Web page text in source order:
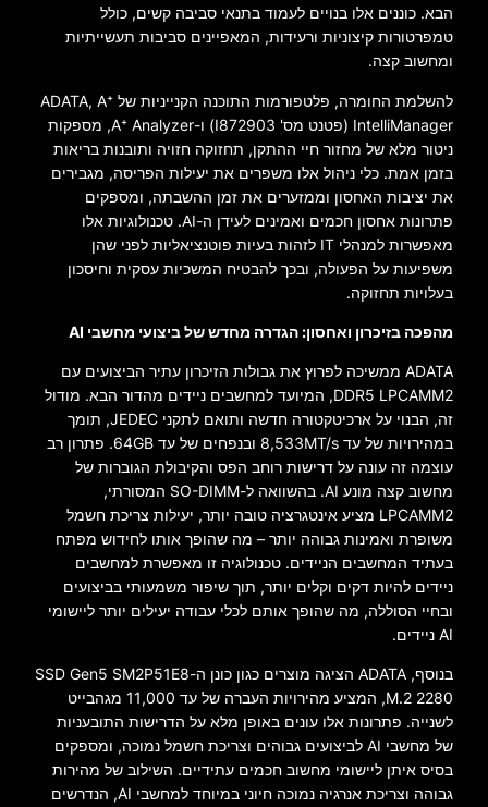
הבא. כוננים אלו בנויים לעמוד בתנאי סביבה קשים, כולל
טמפרטורות קיצוניות ורעידות, המאפיינים סביבות תעשייתיות
ומחשוב קצה.
להשלמת החומרה, פלטפורמות התוכנה הקנייניות של ADATA, A⁺
IntelliManager (פטנט מס' I872903) ו-A⁺ Analyzer, מספקות
ניטור מלא של מחזור חיי ההתקן, תחזוקה חזויה ותובנות בריאות
בזמן אמת. כלי ניהול אלו משפרים את יעילות הפריסה, מגבירים
את יציבות האחסון וממזערים את זמן ההשבתה, ומספקים
פתרונות אחסון חכמים ואמינים לעידן ה-AI. טכנולוגיות אלו
מאפשרות למנהלי IT לזהות בעיות פוטנציאליות לפני שהן
משפיעות על הפעולה, ובכך להבטיח המשכיות עסקית וחיסכון
בעלויות תחזוקה.
מהפכה בזיכרון ואחסון: הגדרה מחדש של ביצועי מחשבי AI
ADATA ממשיכה לפרוץ את גבולות הזיכרון עתיר הביצועים עם
DDR5 LPCAMM2, המיועד למחשבים ניידים מהדור הבא. מודול
זה, הבנוי על ארכיטקטורה חדשה ותואם לתקני JEDEC, תומך
במהירויות של עד 8,533MT/s ובנפחים של עד 64GB. פתרון רב
עוצמה זה עונה על דרישות רוחב הפס והקיבולת הגוברות של
מחשוב קצה מונע AI. בהשוואה ל-SO-DIMM המסורתי,
LPCAMM2 מציע אינטגרציה טובה יותר, יעילות צריכת חשמל
משופרת ואמינות גבוהה יותר – מה שהופך אותו לחידוש מפתח
בעתיד המחשבים הניידים. טכנולוגיה זו מאפשרת למחשבים
ניידים להיות דקים וקלים יותר, תוך שיפור משמעותי בביצועים
ובחיי הסוללה, מה שהופך אותם לכלי עבודה יעילים יותר ליישומי
AI ניידים.
בנוסף, ADATA הציגה מוצרים כגון כונן ה-SSD Gen5 SM2P51E8
M.2 2280, המציע מהירויות העברה של עד 11,000 מגהבייט
לשנייה. פתרונות אלו עונים באופן מלא על הדרישות התובעניות
של מחשבי AI לביצועים גבוהים וצריכת חשמל נמוכה, ומספקים
בסיס איתן ליישומי מחשוב חכמים עתידיים. השילוב של מהירות
גבוהה וצריכת אנרגיה נמוכה חיוני במיוחד למחשבי AI, הנדרשים